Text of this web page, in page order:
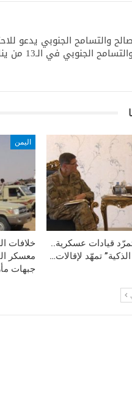
والتسامح الجنوبي يدعو
وترسيخ التصالح والتسامح
تمرّد قيادات عسكرية..
تمهّد لإقالات…
اليمن
خلافات
معسكر
جبهات